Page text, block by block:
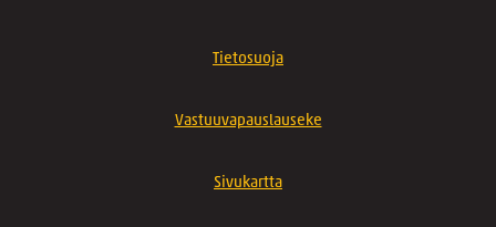
Tietosuoja
Vastuuvapauslauseke
Sivukartta